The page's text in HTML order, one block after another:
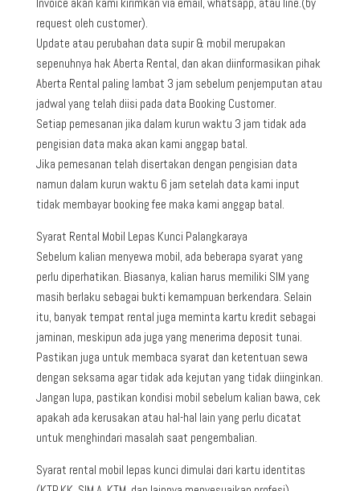
Invoice akan kami kirimkan via email, whatsapp, atau line.(by
request oleh customer).
Update atau perubahan data supir & mobil merupakan
sepenuhnya hak Aberta Rental, dan akan diinformasikan pihak
Aberta Rental paling lambat 3 jam sebelum penjemputan atau
jadwal yang telah diisi pada data Booking Customer.
Setiap pemesanan jika dalam kurun waktu 3 jam tidak ada
pengisian data maka akan kami anggap batal.
Jika pemesanan telah disertakan dengan pengisian data
namun dalam kurun waktu 6 jam setelah data kami input
tidak membayar booking fee maka kami anggap batal.
Syarat Rental Mobil Lepas Kunci Palangkaraya
Sebelum kalian menyewa mobil, ada beberapa syarat yang
perlu diperhatikan. Biasanya, kalian harus memiliki SIM yang
masih berlaku sebagai bukti kemampuan berkendara. Selain
itu, banyak tempat rental juga meminta kartu kredit sebagai
jaminan, meskipun ada juga yang menerima deposit tunai.
Pastikan juga untuk membaca syarat dan ketentuan sewa
dengan seksama agar tidak ada kejutan yang tidak diinginkan.
Jangan lupa, pastikan kondisi mobil sebelum kalian bawa, cek
apakah ada kerusakan atau hal-hal lain yang perlu dicatat
untuk menghindari masalah saat pengembalian.
Syarat rental mobil lepas kunci dimulai dari kartu identitas